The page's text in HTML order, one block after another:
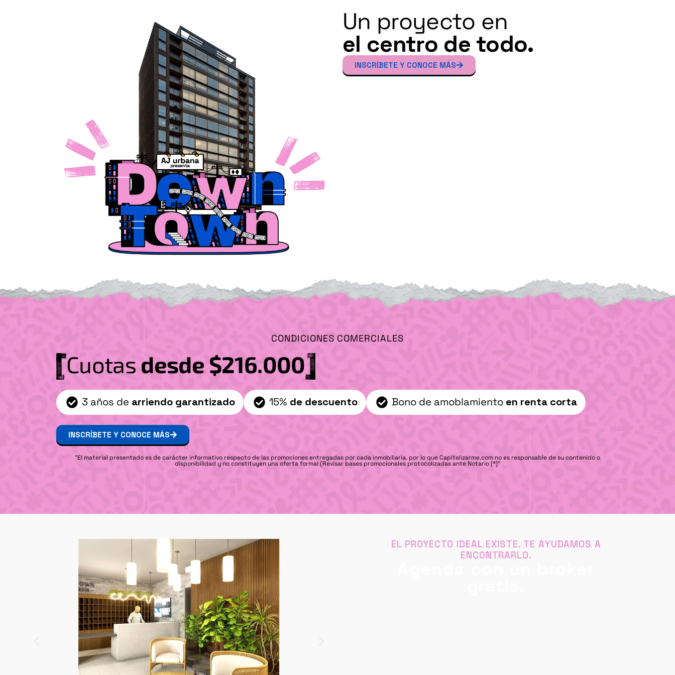
Un proyecto en
el centro de todo.
INSCRÍBETE Y CONOCE MÁS
CONDICIONES COMERCIALES
Cuotas desde $216.000
3 años de arriendo garantizado 15% de descuento Bono de amoblamiento en renta corta
INSCRÍBETE Y CONOCE MÁS
"El material presentado es de carácter informativo respecto de las promociones entregadas por cada inmobiliaria. por lo que Capitalizarme.com no es responsable de su contenido o
disponibilidad y no constituyen una oferta formal (Revisar bases promocionales protocolizadas ante Notario [*]"
EL PROYECTO IDEAL EXISTE. TE AYUDAMOS A
ENCONTRARLO.